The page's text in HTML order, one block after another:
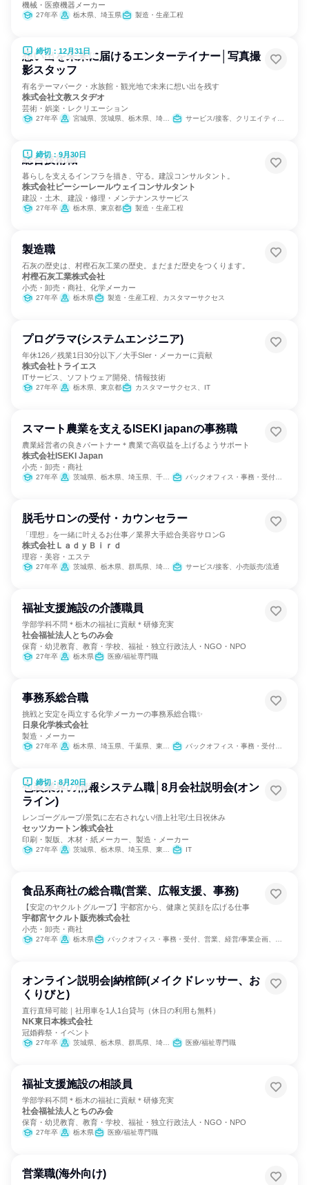
機械・医療機器メーカー
27年卒 栃木県、埼玉県 製造・生産工程
締切：12月31日
想い出を未来に届けるエンターテイナー│写真撮
影スタッフ
有名テーマパーク・水族館・観光地で未来に想い出を残す
株式会社文教スタヂオ
芸術・娯楽・レクリエーション
27年卒 宮城県、茨城県、栃木県、埼玉県、東京都、神奈川県、富山県、長野県、岐阜県、静岡県、愛知県、三重県、滋賀県、京都府、大阪府、兵庫県、和歌山県、福岡県、長崎県、大分県、沖縄県 サービス/接客、クリエイティブ/デザイン職
締切：9月30日
総合技術職
暮らしを支えるインフラを描き、守る。建設コンサルタント。
株式会社ピーシーレールウェイコンサルタント
建設・土木、建設・修理・メンテナンスサービス
27年卒 栃木県、東京都 製造・生産工程
製造職
石灰の歴史は、村樫石灰工業の歴史。まだまだ歴史をつくります。
村樫石灰工業株式会社
小売・卸売・商社、化学メーカー
27年卒 栃木県 製造・生産工程、カスタマーサクセス
プログラマ(システムエンジニア)
年休126／残業1日30分以下／大手SIer・メーカーに貢献
株式会社トライエス
ITサービス、ソフトウェア開発、情報技術
27年卒 栃木県、東京都 カスタマーサクセス、IT
スマート農業を支えるISEKI japanの事務職
農業経営者の良きパートナー＊農業で高収益を上げるようサポート
株式会社ISEKI Japan
小売・卸売・商社
27年卒 茨城県、栃木県、埼玉県、千葉県、東京都、神奈川県、新潟県、山梨県、長野県 バックオフィス・事務・受付、経理/税務/財務、総務、IT、営業
脱毛サロンの受付・カウンセラー
「理想」を一緒に叶えるお仕事／業界大手総合美容サロンG
株式会社ＬａｄｙＢｉｒｄ
理容・美容・エステ
27年卒 茨城県、栃木県、群馬県、埼玉県、千葉県、神奈川県、新潟県、山梨県、長野県 サービス/接客、小売販売/流通
福祉支援施設の介護職員
学部学科不問＊栃木の福祉に貢献＊研修充実
社会福祉法人とちのみ会
保育・幼児教育、教育・学校、福祉・独立行政法人・NGO・NPO
27年卒 栃木県 医療/福祉専門職
事務系総合職
挑戦と安定を両立する化学メーカーの事務系総合職✨
日泉化学株式会社
製造・メーカー
27年卒 栃木県、埼玉県、千葉県、東京都、三重県、滋賀県、大阪府、愛媛県 バックオフィス・事務・受付、経理/税務/財務、人事、総務
締切：8月20日
包装業界の情報システム職│8月会社説明会(オン
ライン)
レンゴーグループ/景気に左右されない/借上社宅/土日祝休み
セッツカートン株式会社
印刷・製版、木材・紙メーカー、製造・メーカー
27年卒 茨城県、栃木県、埼玉県、東京都、新潟県、福井県、岐阜県、愛知県、大阪府、兵庫県、山口県 IT
食品系商社の総合職(営業、広報支援、事務)
【安定のヤクルトグループ】宇都宮から、健康と笑顔を広げる仕事
宇都宮ヤクルト販売株式会社
小売・卸売・商社
27年卒 栃木県 バックオフィス・事務・受付、営業、経営/事業企画、経理/税務/財務、総務、広報/IR
オンライン説明会|納棺師(メイクドレッサー、お
くりびと)
直行直帰可能｜社用車を1人1台貸与（休日の利用も無料）
NK東日本株式会社
冠婚葬祭・イベント
27年卒 茨城県、栃木県、群馬県、埼玉県、千葉県、福岡県、熊本県 医療/福祉専門職
福祉支援施設の相談員
学部学科不問＊栃木の福祉に貢献＊研修充実
社会福祉法人とちのみ会
保育・幼児教育、教育・学校、福祉・独立行政法人・NGO・NPO
27年卒 栃木県 医療/福祉専門職
営業職(海外向け)